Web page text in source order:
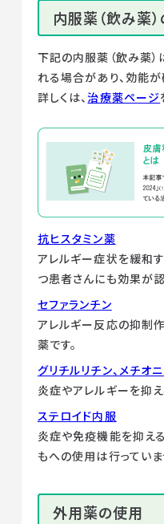
内服薬（飲み薬
下記の内服薬（飲み薬
れる場合があり、効能が
詳しくは、治療薬ページ
抗ヒスタミン薬
アレルギー症状を緩和
つ患者さんにも効果が
セファランチン
アレルギー反応の抑制
薬です。
グリチルリチン、メチオ
炎症やアレルギーを抑
ステロイド内服
炎症や免疫機能を抑え
もへの使用は行っていま
外用薬の使用